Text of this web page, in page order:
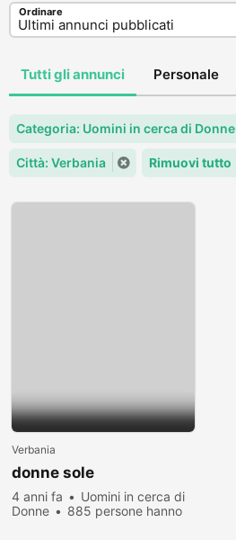
Ordinare
Tutti gli annunci Personale
Categoria: Uomini in cerca di Donne
Città: Verbania Rimuovi tutto
Verbania
donne sole
4 anni fa
Uomini in cerca di
Donne
885 persone hanno